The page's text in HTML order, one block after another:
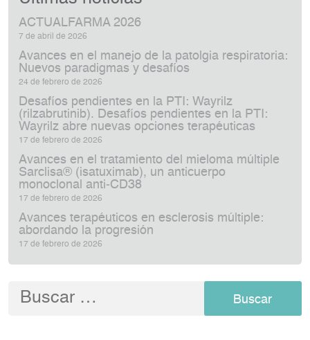
ACTUALFARMA 2026
7 de abril de 2026
Avances en el manejo de la patolgia respiratoria:
Nuevos paradigmas y desafíos
24 de febrero de 2026
Desafíos pendientes en la PTI: Wayrilz
(rilzabrutinib). Desafíos pendientes en la PTI:
Wayrilz abre nuevas opciones terapéuticas
17 de febrero de 2026
Avances en el tratamiento del mieloma múltiple
Sarclisa® (isatuximab), un anticuerpo
monoclonal anti‑CD38
17 de febrero de 2026
Avances terapéuticos en esclerosis múltiple:
abordando la progresión
17 de febrero de 2026
Buscar: